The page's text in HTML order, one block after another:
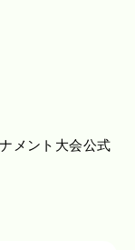
メント大会公式